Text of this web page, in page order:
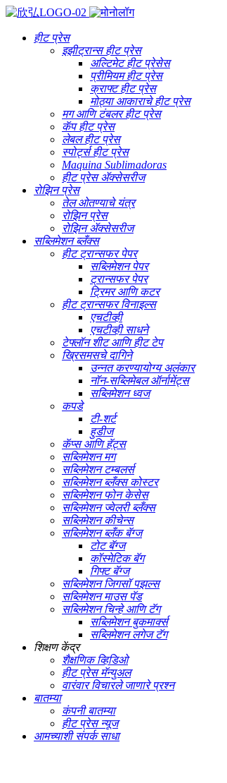
हीट प्रेस
इझीट्रान्स हीट प्रेस
अल्टिमेट हीट प्रेसेस
प्रीमियम हीट प्रेस
क्राफ्ट हीट प्रेस
मोठ्या आकाराचे हीट प्रेस
मग आणि टंबलर हीट प्रेस
कॅप हीट प्रेस
लेबल हीट प्रेस
स्पोर्ट्स हीट प्रेस
Maquina Sublimadoras
हीट प्रेस ॲक्सेसरीज
रोझिन प्रेस
तेल ओतण्याचे यंत्र
रोझिन प्रेस
रोझिन ॲक्सेसरीज
सब्लिमेशन ब्लँक्स
हीट ट्रान्सफर पेपर
सब्लिमेशन पेपर
ट्रान्सफर पेपर
ट्रिमर आणि कटर
हीट ट्रान्सफर विनाइल्स
एचटीव्ही
एचटीव्ही साधने
टेफ्लॉन शीट आणि हीट टेप
ख्रिसमसचे दागिने
उन्नत करण्यायोग्य अलंकार
नॉन-सब्लिमेबल ऑर्नामेंट्स
सब्लिमेशन ध्वज
कपडे
टी-शर्ट
हुडीज
कॅप्स आणि हॅट्स
सब्लिमेशन मग
सब्लिमेशन टम्बलर्स
सब्लिमेशन ब्लँक्स कोस्टर
सब्लिमेशन फोन केसेस
सब्लिमेशन ज्वेलरी ब्लँक्स
सब्लिमेशन कीचेन्स
सब्लिमेशन ब्लँक बॅग्ज
टोट बॅग्ज
कॉस्मेटिक बॅग
गिफ्ट बॅग्ज
सब्लिमेशन जिगसॉ पझल्स
सब्लिमेशन माउस पॅड
सब्लिमेशन चिन्हे आणि टॅग
सब्लिमेशन बुकमार्क्स
सब्लिमेशन लगेज टॅग
शिक्षण केंद्र
शैक्षणिक व्हिडिओ
हीट प्रेस मॅन्युअल
वारंवार विचारले जाणारे प्रश्न
बातम्या
कंपनी बातम्या
हीट प्रेस न्यूज
आमच्याशी संपर्क साधा